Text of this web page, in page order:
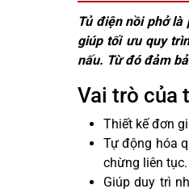
Tủ điện nồi phở
giúp tối ưu quy
nấu. Từ đó đảm
Vai trò của
Thiết kế đơn
Tự động hóa
chừng liên tục.
Giúp duy trì